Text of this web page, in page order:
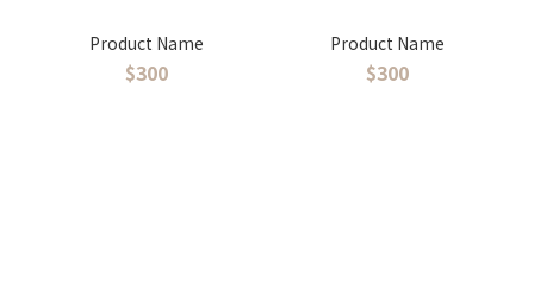
Product Name
$300
Product Name
$300